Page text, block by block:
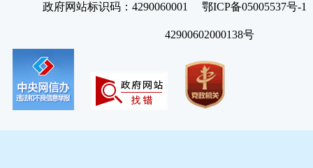
政府网站标识码：4290060001 鄂ICP备05005537号
42900602000138号